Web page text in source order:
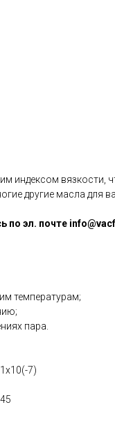
индексом вязкости,
другие масла для
эл. почте
температурам;
пара.
7)